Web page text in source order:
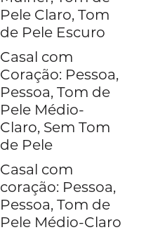
Pele Claro, Tom
de Pele Escuro
Casal com
Coração: Pessoa,
Pessoa, Tom de
Pele Médio-
Claro, Sem Tom
de Pele
Casal com
coração: Pessoa,
Pessoa, Tom de
Pele Médio-Claro